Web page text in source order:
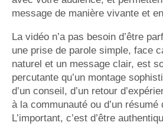
message de manière vivante et
La vidéo n’a pas besoin d’être
une prise de parole simple, face
naturel et un message clair, est
percutante qu’un montage
d’un conseil, d’un retour
à la communauté ou d’un résumé
L’important, c’est d’être